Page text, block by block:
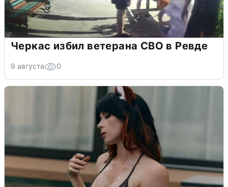
Черкас избил ветерана СВО в Ревде
9 августа 0